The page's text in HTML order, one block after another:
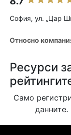
София, ул. „Цар
Относно
Ресурси
Само
данните.